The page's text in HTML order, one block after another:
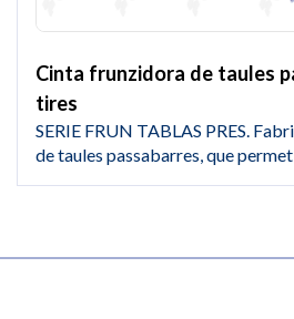
Cinta frunzidora de taules
tires
SERIE FRUN TABLAS PRES.
de taules passabarres, que